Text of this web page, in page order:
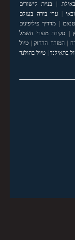
בניית קישורים
ערי בירה בעולם
מדריך פיליפינים
סקירת מוצרי חשמל
המזרח הרחוק| טיול
בתאילנד| טיול בהולנד